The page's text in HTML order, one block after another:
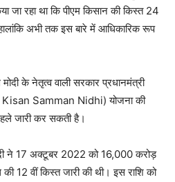
जा रहा था कि पीएम किसान की किस्त 24
अभी तक इस बारे में आधिकारिक रूप
के नेतृत्व वाली सरकार प्रधानमंत्री
Kisan Samman Nidhi) योजना की
जारी कर सकती है।
ने 17 अक्टूबर 2022 को 16,000 करोड़
12 वीं किस्त जारी की थी। इस राशि को